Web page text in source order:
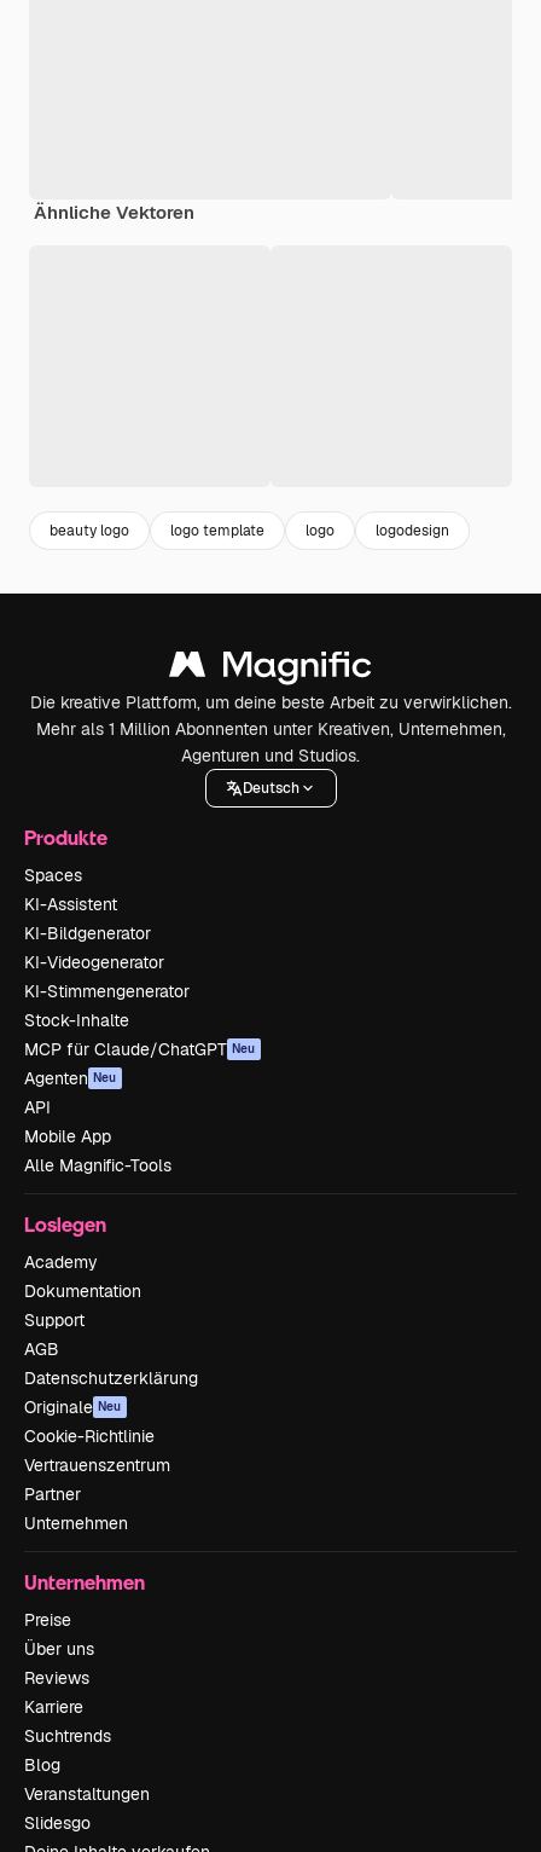
Ähnliche Vektoren
beauty logo logo template logo logodesign
Die kreative Plattform, um deine beste Arbeit zu verwirklichen.
Mehr als 1 Million Abonnenten unter Kreativen, Unternehmen,
Agenturen und Studios.
Deutsch
Produkte
Spaces
KI-Assistent
KI-Bildgenerator
KI-Videogenerator
KI-Stimmengenerator
Stock-Inhalte
MCP für Claude/ChatGPT Neu
Agenten Neu
API
Mobile App
Alle Magnific-Tools
Loslegen
Academy
Dokumentation
Support
AGB
Datenschutzerklärung
Originale Neu
Cookie-Richtlinie
Vertrauenszentrum
Partner
Unternehmen
Unternehmen
Preise
Über uns
Reviews
Karriere
Suchtrends
Blog
Veranstaltungen
Slidesgo